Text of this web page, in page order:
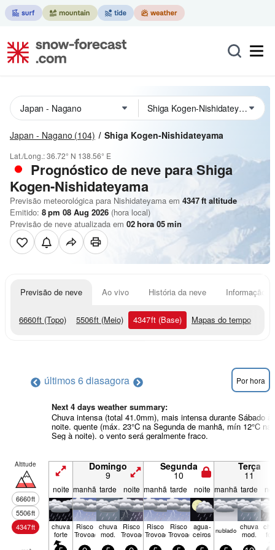
Japan - Nagano (104) Shiga Kogen-Nishidateyama
Lat./Long.:36.72° N 138.56° E
Prognóstico de neve para Shiga
Kogen-Nishidateyama
Previsão meteorológica para Nishidateyama em 4347ft altitude
Emitido: 8 pm 08 Aug 2026 (hora local)
Previsão de neve atualizada em 02hora 05min
Previsão de neve Ao vivo História da neve Informação
6660ft (Topo) 5506ft (Meio) 4347ft (Base) Mapas do tempo
últimos 6 diasagora Por hora
Next 4 days weather summary:
Chuva intensa (total 41.0mm), mais intensa durante Sábado à
noite. quente (máx. 23°C na Segunda de manhã, mín 12°C na
Seg à noite). o vento será geralmente fraco.
Altitude
6660ft
5506ft
4347ft
Domingo
9
Segunda
10
Terça
11
noite manhã tarde noite manhã tarde noite manhã tarde
chuva
forte
Risco
Trovoada
chuva
mod.
Risco
Trovoada
Risco
Trovoada
Risco
Trovoada
agua­
ceiros nubl­ado chuva
mod.